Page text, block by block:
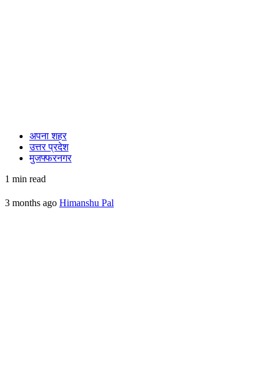
अपना शहर
उत्तर प्रदेश
मुजफ्फरनगर
1 min read
3 months ago Himanshu Pal